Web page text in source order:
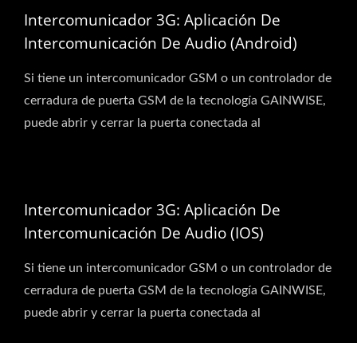
Intercomunicador 3G: Aplicación De
Intercomunicación De Audio (Android)
Si tiene un intercomunicador GSM o un controlador de
cerradura de puerta GSM de la tecnología GAINWISE,
puede abrir y cerrar la puerta conectada al
Intercomunicador 3G: Aplicación De
Intercomunicación De Audio (iOS)
Si tiene un intercomunicador GSM o un controlador de
cerradura de puerta GSM de la tecnología GAINWISE,
puede abrir y cerrar la puerta conectada al